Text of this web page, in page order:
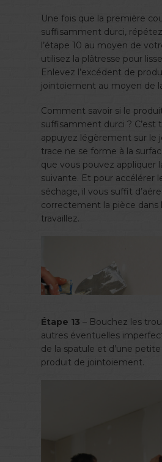
Une fois que la première
suffisamment durci, répétez
l’étape 10 au moyen de
utilisez la plâtresse pour
Enlevez l’excédent de
jointoiement au moyen de
Comment savoir si le
suffisamment durci ? C’est
appuyez légèrement sur le
trace ne se forme à la
que vous pouvez appliquer
suivante. Et pour accélérer
séchage, il vous suffit
correctement la pièce dans
travaillez.
Étape 13 – Bouchez les
autres éventuelles
de la spatule et d’une
produit de jointoiement.